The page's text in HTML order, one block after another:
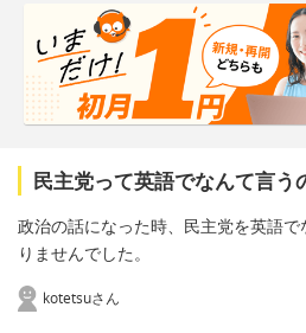
民主党って英語でなんて言う
政治の話になった時、民主党を英語
りませんでした。
kotetsuさん